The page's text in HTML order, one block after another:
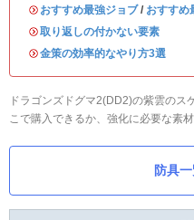
・ おすすめ最強ジョブ/ おすすめ
・取り返しの付かない要素
・金策の効率的なやり方3選
ドラゴンズドグマ2(DD2)の紫雲の
こで購入できるか、強化に必要な素
防具